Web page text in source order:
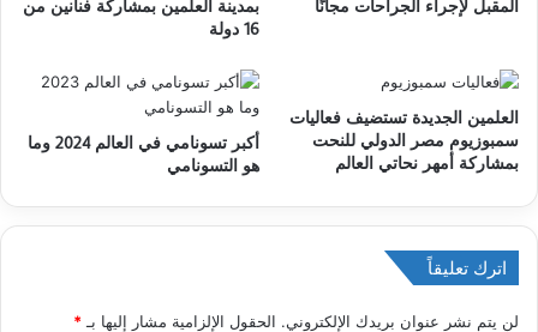
المقبل لإجراء الجراحات مجانًا
بمدينة العلمين بمشاركة فنانين من
16 دولة
العلمين الجديدة تستضيف فعاليات
سمبوزيوم مصر الدولي للنحت
بمشاركة أمهر نحاتي العالم
أكبر تسونامي في العالم 2024 وما
هو التسونامي
اترك تعليقاً
لن يتم نشر عنوان بريدك الإلكتروني. الحقول الإلزامية مشار إليها بـ *